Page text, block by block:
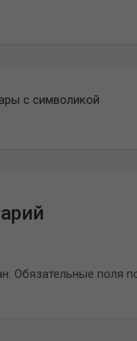
с символикой
Обязательные поля